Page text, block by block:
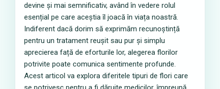
devine și mai semnificativ, având în vedere rolul
esențial pe care aceștia îl joacă în viața noastră.
Indiferent dacă dorim să exprimăm recunoștință
pentru un tratament reușit sau pur și simplu
aprecierea față de eforturile lor, alegerea florilor
potrivite poate comunica sentimente profunde.
Acest articol va explora diferitele tipuri de flori care